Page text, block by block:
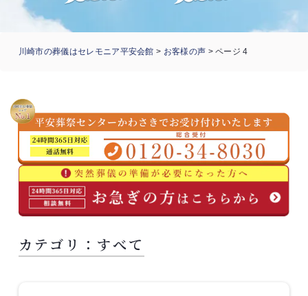
川崎市の葬儀はセレモニア平安会館 > お客様の声 >ページ 4
カテゴリ：すべて